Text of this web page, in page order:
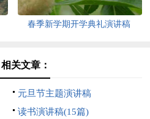
春季新学期开学典礼演讲稿
关文章：
元旦节主题演讲稿
读书演讲稿(15篇)